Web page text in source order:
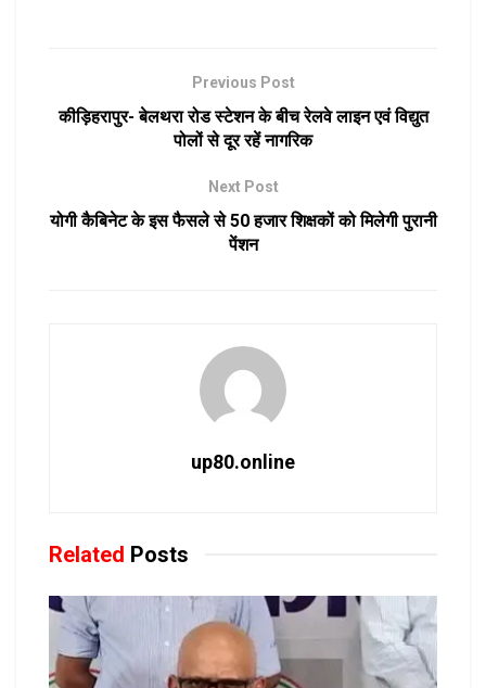
Previous Post
कीड़िहरापुर- बेलथरा रोड स्टेशन के बीच रेलवे लाइन एवं विद्युत
पोलों से दूर रहें नागरिक
Next Post
योगी कैबिनेट के इस फैसले से 50 हजार शिक्षकों को मिलेगी पुरानी
पेंशन
up80.online
Related Posts